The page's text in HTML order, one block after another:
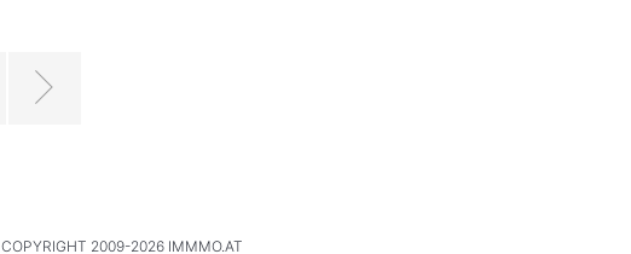
COPYRIGHT 2009-2026 IMMMO.AT